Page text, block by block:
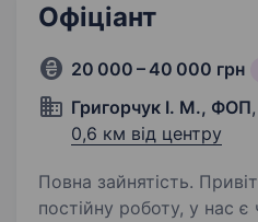
Офіціант
20 000 – 40 000 грн
Григорчук І. М., ФОП
0,6 км від центру
Повна зайнятість. Привіт! Якщо ти шукаєш
постійну роботу, у нас